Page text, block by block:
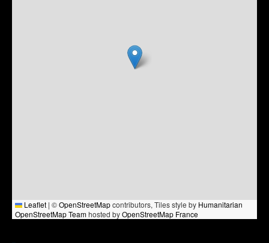
Leaflet | ©OpenStreetMapcontributors, Tiles style by Humanitarian
OpenStreetMap Teamhosted byOpenStreetMap France